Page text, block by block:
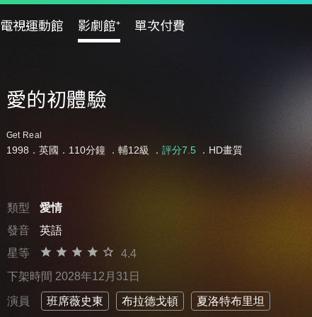
電視運動館 影劇館⁺ 單次付費
愛的初體驗
Get Real
1998．英國．110分鐘 ． 輔12級 ． 評分7.5．HD畫質
類型
愛情
發音
英語
星等
4.4
下架時間 2028年12月31日
演員 班席薇史東 布拉德戈頓 夏洛特布里坦